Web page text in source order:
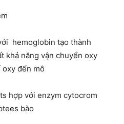
hemoglobin tạo thành
khả năng vận chuyển oxy
oxy đến mô
hợp với enzym cytocrom
bào